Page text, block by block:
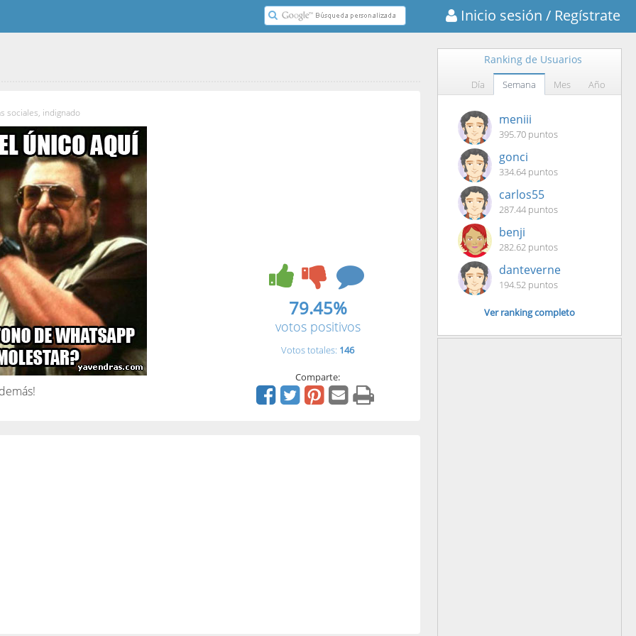
Inicio sesión / Regístrate
sociales, indignado
79.45%
votos positivos
Votos totales: 146
Comparte:
Ranking de Usuarios
Día Semana Mes Año
meniii
395.70 puntos
gonci
334.64 puntos
carlos55
287.44 puntos
benji
282.62 puntos
danteverne
194.52 puntos
Ver ranking completo